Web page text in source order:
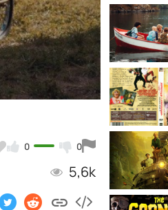
0 0
5,6k